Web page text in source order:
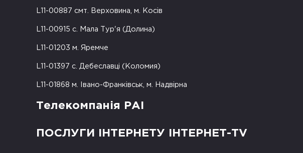
L11-00887 смт. Верховина, м. Косів
L11-00915 с. Мала Тур'я (Долина)
L11-01203 м. Яремче
L11-01397 с. Дебеславці (Коломия)
L11-01868 м. Івано-Франківськ, м. Надвірна
Телекомпанія РАІ
ПОСЛУГИ ІНТЕРНЕТУ ІНТЕРНЕТ-TV